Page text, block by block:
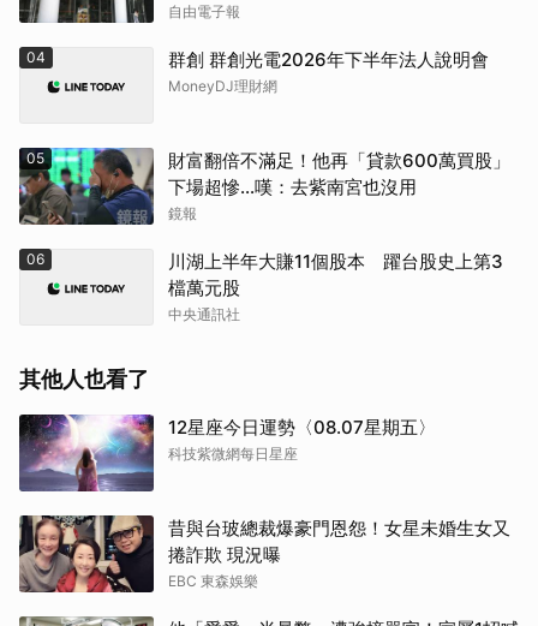
自由電子報
04 群創 群創光電2026年下半年法人說明會
MoneyDJ理財網
05
財富翻倍不滿足！他再「貸款600萬買股」
下場超慘...嘆：去紫南宮也沒用
鏡報
06
川湖上半年大賺11個股本 躍台股史上第3
檔萬元股
中央通訊社
其他人也看了
12星座今日運勢〈08.07星期五〉
科技紫微網每日星座
昔與台玻總裁爆豪門恩怨！女星未婚生女又
捲詐欺 現況曝
EBC 東森娛樂